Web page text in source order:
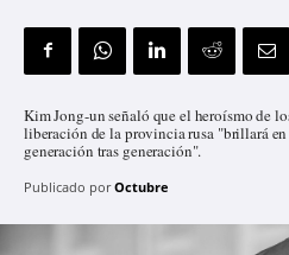
Kim Jong-un señaló que el heroísmo de
liberación de la provincia rusa "brillará
generación tras generación".
Publicado por Octubre